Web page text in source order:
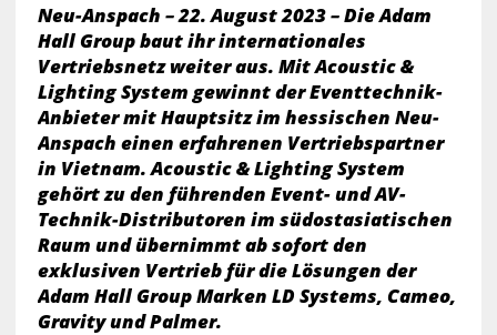
Neu-Anspach – 22. August 2023 – Die Adam
Hall Group baut ihr internationales
Vertriebsnetz weiter aus. Mit Acoustic &
Lighting System gewinnt der Eventtechnik-
Anbieter mit Hauptsitz im hessischen Neu-
Anspach einen erfahrenen Vertriebspartner
in Vietnam. Acoustic & Lighting System
gehört zu den führenden Event- und AV-
Technik-Distributoren im südostasiatischen
Raum und übernimmt ab sofort den
exklusiven Vertrieb für die Lösungen der
Adam Hall Group Marken LD Systems, Cameo,
Gravity und Palmer.